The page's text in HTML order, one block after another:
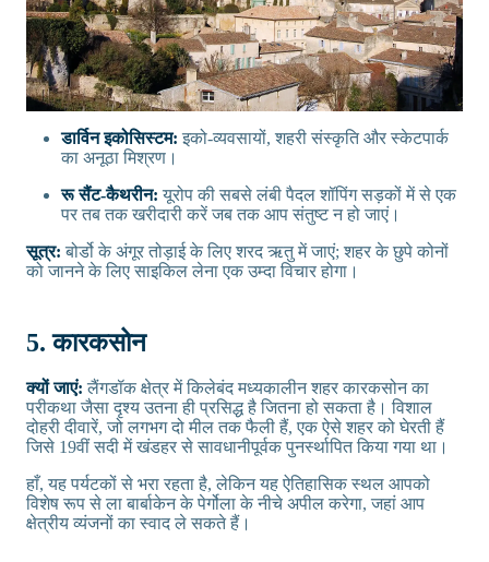
डार्विन इकोसिस्टम:इको-व्यवसायों, शहरी संस्कृति और स्केटपार्क
का अनूठा मिश्रण।
रू सैंट-कैथरीन: यूरोप की सबसे लंबी पैदल शॉपिंग सड़कों में से एक
पर तब तक खरीदारी करें जब तक आप संतुष्ट न हो जाएं।
सूत्र: बोर्डो के अंगूर तोड़ाई के लिए शरद ऋतु में जाएं; शहर के छुपे कोनों
को जानने के लिए साइकिल लेना एक उम्दा विचार होगा।
5. कारकसोन
क्यों जाएं:लैंगडॉक क्षेत्र में किलेबंद मध्यकालीन शहर कारकसोन का
परीकथा जैसा दृश्य उतना ही प्रसिद्ध है जितना हो सकता है। विशाल
दोहरी दीवारें, जो लगभग दो मील तक फैली हैं, एक ऐसे शहर को घेरती हैं
जिसे 19वीं सदी में खंडहर से सावधानीपूर्वक पुनर्स्थापित किया गया था।
हाँ, यह पर्यटकों से भरा रहता है, लेकिन यह ऐतिहासिक स्थल आपको
विशेष रूप से ला बार्बाकेन के पेर्गोला के नीचे अपील करेगा, जहां आप
क्षेत्रीय व्यंजनों का स्वाद ले सकते हैं।